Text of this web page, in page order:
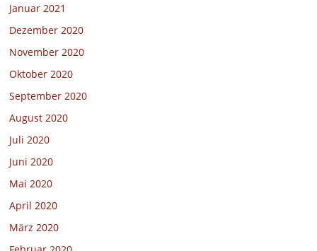
Januar 2021
Dezember 2020
November 2020
Oktober 2020
September 2020
August 2020
Juli 2020
Juni 2020
Mai 2020
April 2020
März 2020